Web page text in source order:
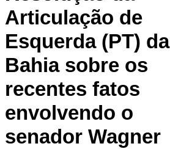
Articulação de
Esquerda (PT) da
Bahia sobre os
recentes fatos
envolvendo o
senador Wagner